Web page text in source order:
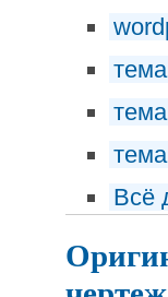
Всё